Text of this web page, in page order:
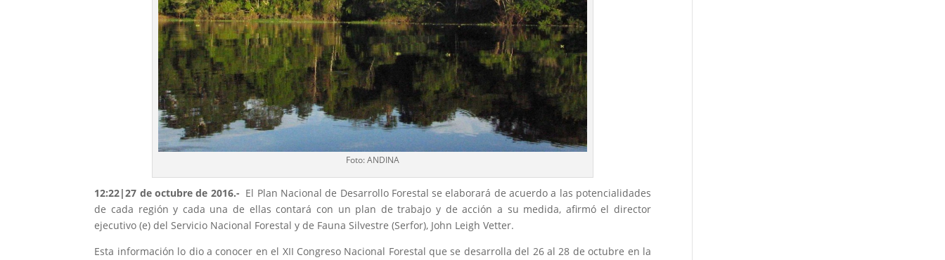
Foto: ANDINA
12:22|27 de octubre de 2016.- El Plan Nacional de Desarrollo Forestal se elaborará de acuerdo a las potencialidades
de cada región y cada una de ellas contará con un plan de trabajo y de acción a su medida, afirmó el director
ejecutivo (e) del Servicio Nacional Forestal y de Fauna Silvestre (Serfor), John Leigh Vetter.
Esta información lo dio a conocer en el XII Congreso Nacional Forestal que se desarrolla del 26 al 28 de octubre en la